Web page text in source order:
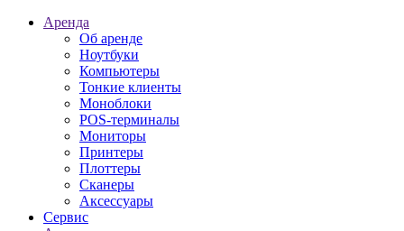
Аренда
Об аренде
Ноутбуки
Компьютеры
Тонкие клиенты
Моноблоки
POS-терминалы
Мониторы
Принтеры
Плоттеры
Сканеры
Аксессуары
Сервис